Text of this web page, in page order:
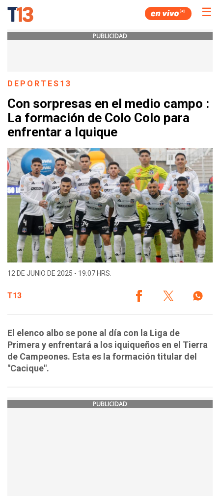
☰
PUBLICIDAD
DEPORTES13
Con sorpresas en el medio campo :
La formación de Colo Colo para
enfrentar a Iquique
12 DE JUNIO DE 2025 - 19:07 HRS.
T13
El elenco albo se pone al día con la Liga de
Primera y enfrentará a los iquiqueños en el Tierra
de Campeones. Esta es la formación titular del
"Cacique".
PUBLICIDAD